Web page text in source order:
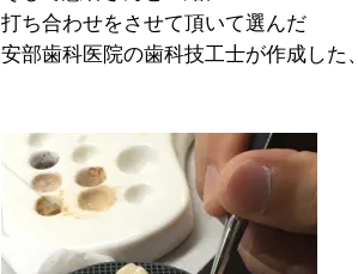
打ち合わせをさせて頂いて選んだ
安部歯科医院の歯科技工士が作成した、